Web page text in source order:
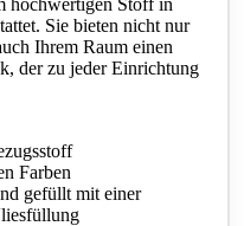
hochwertigen Stoff in
Sie bieten nicht nur
Ihrem Raum einen
der zu jeder Einrichtung
Farben
gefüllt mit einer